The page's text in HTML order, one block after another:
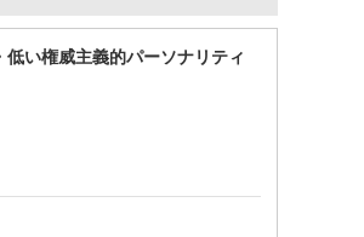
い権威主義的パーソナリティ